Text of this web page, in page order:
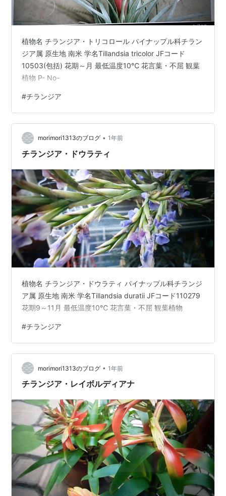
植物名 チランジア・トリコロール パイナップル科チラン
ジア属 原生地 南米 学名Tillandsia tricolor JFコード
10503(包括) 花期～月 最低温度10℃ 花言葉・不屈 観葉
植物 P- No-
#チランジア
morimori1313のブログ • 1年前
チランジア・ドウラティ
植物名 チランジア・ドウラティ パイナップル科チランジ
ア属 原生地 南米 学名Tillandsia duratii JFコード110279
花期9～11月 最低温度10℃ 花言葉・不屈 観葉植物
#チランジア
morimori1313のブログ • 1年前
チランジア・レイボルディアナ